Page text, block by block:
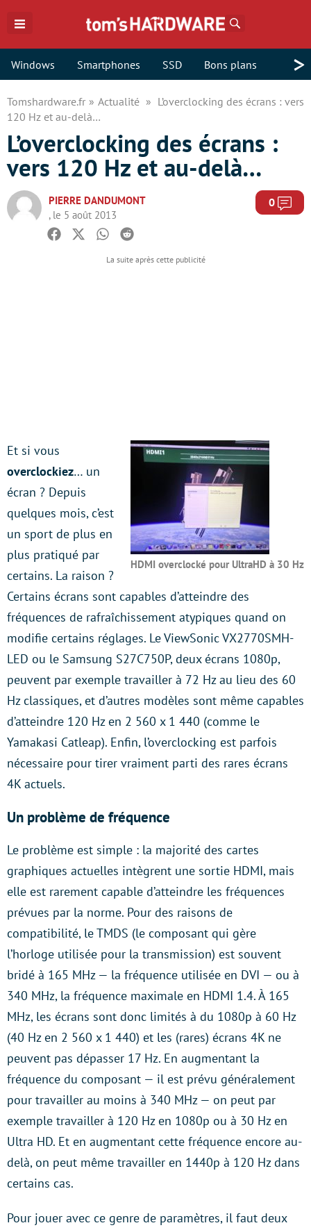
Windows Smartphones SSD Bons plans >
Tomshardware.fr Actualité
L’overclocking des écrans : vers
120 Hz et au-delà…
L’overclocking des écrans :
vers 120 Hz et au-delà…
PIERRE DANDUMONT
, le 5 août 2013
0
Facebook
TwitterWhatsapp
Reddit
HDMI overclocké pour UltraHD à 30 Hz
Et si vous
overclockiez… un
écran ? Depuis
quelques mois, c’est
un sport de plus en
plus pratiqué par
certains. La raison ?
Certains écrans sont capables d’atteindre des
fréquences de rafraîchissement atypiques quand on
modifie certains réglages. Le ViewSonic VX2770SMH-
LED ou le Samsung S27C750P, deux écrans 1080p,
peuvent par exemple travailler à 72 Hz au lieu des 60
Hz classiques, et d’autres modèles sont même capables
d’atteindre 120 Hz en 2 560 x 1 440 (comme le
Yamakasi Catleap). Enfin, l’overclocking est parfois
nécessaire pour tirer vraiment parti des rares écrans
4K actuels.
Un problème de fréquence
Le problème est simple : la majorité des cartes
graphiques actuelles intègrent une sortie HDMI, mais
elle est rarement capable d’atteindre les fréquences
prévues par la norme. Pour des raisons de
compatibilité, le TMDS (le composant qui gère
l’horloge utilisée pour la transmission) est souvent
bridé à 165 MHz — la fréquence utilisée en DVI — ou à
340 MHz, la fréquence maximale en HDMI 1.4. À 165
MHz, les écrans sont donc limités à du 1080p à 60 Hz
(40 Hz en 2 560 x 1 440) et les (rares) écrans 4K ne
peuvent pas dépasser 17 Hz. En augmentant la
fréquence du composant — il est prévu généralement
pour travailler au moins à 340 MHz — on peut par
exemple travailler à 120 Hz en 1080p ou à 30 Hz en
Ultra HD. Et en augmentant cette fréquence encore au-
delà, on peut même travailler en 1440p à 120 Hz dans
certains cas.
Pour jouer avec ce genre de paramètres, il faut deux